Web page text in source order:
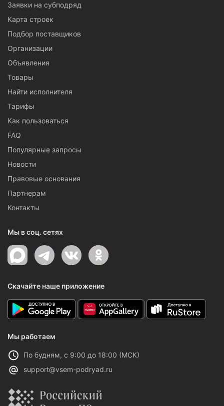
Заявки на субподряд
Карта строек
Подбор поставщиков
Организации
Объявления
Товары
Найти исполнителя
Тарифы
Как пользоваться
FAQ
Популярные запросы
Новости
Правовые основания
Партнерам
Контакты
Мы в соц. сетях
Скачайте наше приложение
Мы работаем
По будням, с 9:00 до 18:00 (МСК)
support@vsem-podryad.ru